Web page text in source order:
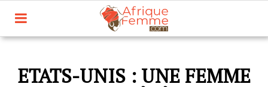
ETATS-UNIS : UNE FEMME